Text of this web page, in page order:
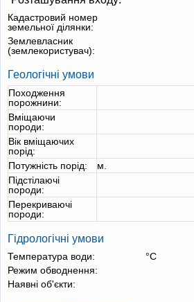
Кадастровий номер
земельної ділянки:
Землевласник
(землекористувач):
Геологічні умови
Походження
порожнини:
Вміщаючи
породи:
Вік вміщаючих
порід:
Потужність порід:
м.
Підстілаючі
породи:
Перекриваючі
породи:
Гідрологічні умови
Температура води:
°С
Режим обводнення:
Наявні об'єкти: